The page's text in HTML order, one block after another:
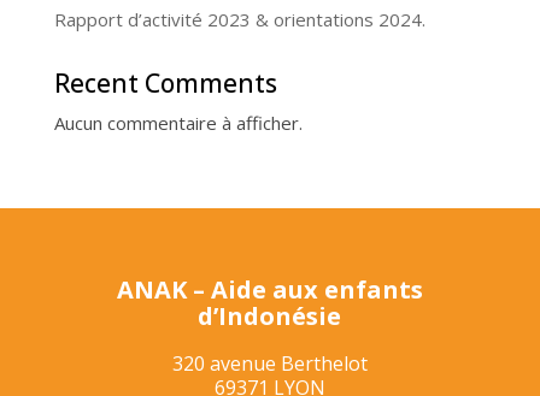
Rapport d’activité 2023 & orientations 2024.
Recent Comments
Aucun commentaire à afficher.
ANAK – Aide aux enfants
d’Indonésie
320 avenue Berthelot
69371 LYON